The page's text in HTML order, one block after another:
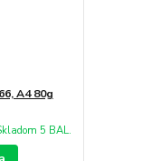
A4 80g
5 BAL.